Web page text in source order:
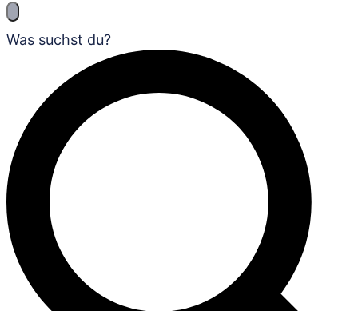
Was suchst du?